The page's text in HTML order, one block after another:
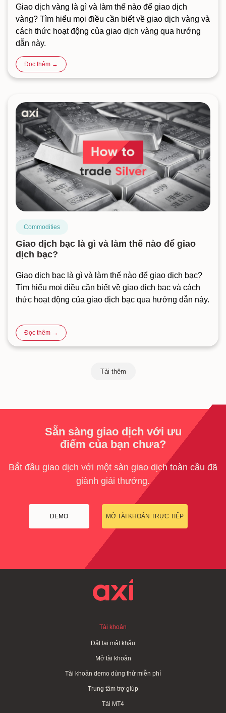
Giao dịch vàng là gì và làm thế nào để giao dịch
vàng? Tìm hiểu mọi điều cần biết về giao dịch vàng và
cách thức hoạt động của giao dịch vàng qua hướng
dẫn này.
Đọc thêm →
Commodities
Giao dịch bạc là gì và làm thế nào để giao
dịch bạc?
Giao dịch bạc là gì và làm thế nào để giao dịch bạc?
Tìm hiểu mọi điều cần biết về giao dịch bạc và cách
thức hoạt động của giao dịch bạc qua hướng dẫn này.
Đọc thêm →
Tải thêm
Sẵn sàng giao dịch với ưu
điểm của bạn chưa?
Bắt đầu giao dịch với một sàn giao dịch toàn cầu đã
giành giải thưởng.
DEMO MỞ TÀI KHOẢN TRỰC TIẾP
Tài khoản
Đặt lại mật khẩu
Mở tài khoản
Tài khoản demo dùng thử miễn phí
Trung tâm trợ giúp
Tải MT4